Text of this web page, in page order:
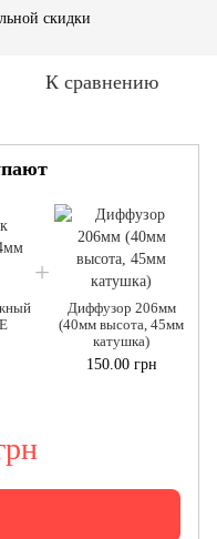
скидки
К сравнению
Диффузор 206мм
(40мм высота, 45мм
катушка)
150.00 грн